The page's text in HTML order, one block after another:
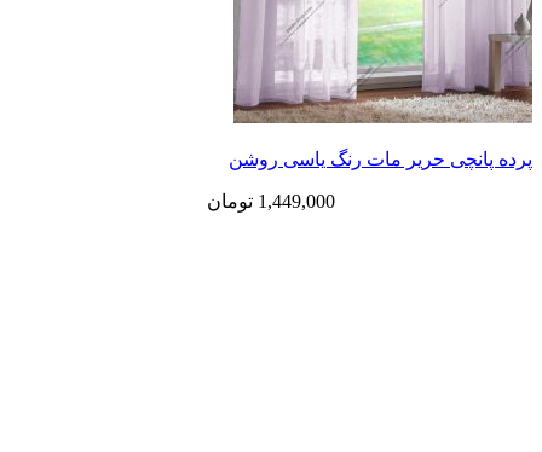
پرده پانچی حریر مات رنگ یاسی روشن
1,449,000 تومان